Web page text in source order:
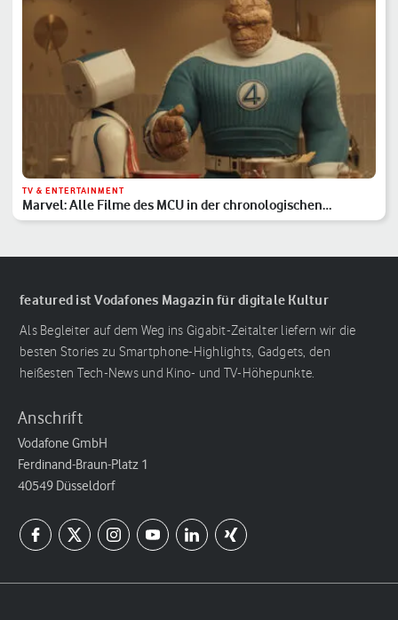
TV & ENTERTAINMENT
Marvel: Alle Filme des MCU in der chronologischen
Reihenfolge
featured ist Vodafones Magazin für digitale Kultur
Als Begleiter auf dem Weg ins Gigabit-Zeitalter liefern wir die
besten Stories zu Smartphone-Highlights, Gadgets, den
heißesten Tech-News und Kino- und TV-Höhepunkte.
Anschrift
Vodafone GmbH
Ferdinand-Braun-Platz 1
40549 Düsseldorf